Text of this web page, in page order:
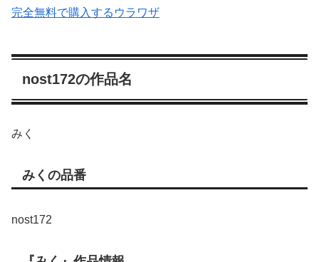
完全無料で購入するウラワザ
nost172の作品名
みく
みくの品番
nost172